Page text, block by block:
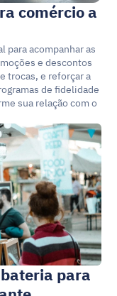
comércio a
para acompanhar as
e descontos
trocas, e reforçar a
de fidelidade
sua relação com o
para